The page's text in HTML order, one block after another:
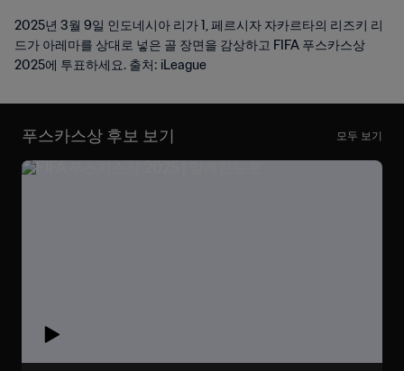
2025년 3월 9일 인도네시아 리가 1, 페르시자 자카르타의 리즈키 리
드가 아레마를 상대로 넣은 골 장면을 감상하고 FIFA 푸스카스상
2025에 투표하세요. 출처: iLeague
푸스카스상 후보 보기 모두 보기